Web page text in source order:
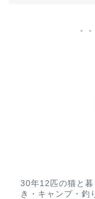
30年12匹の猫と
き・キャンプ・釣